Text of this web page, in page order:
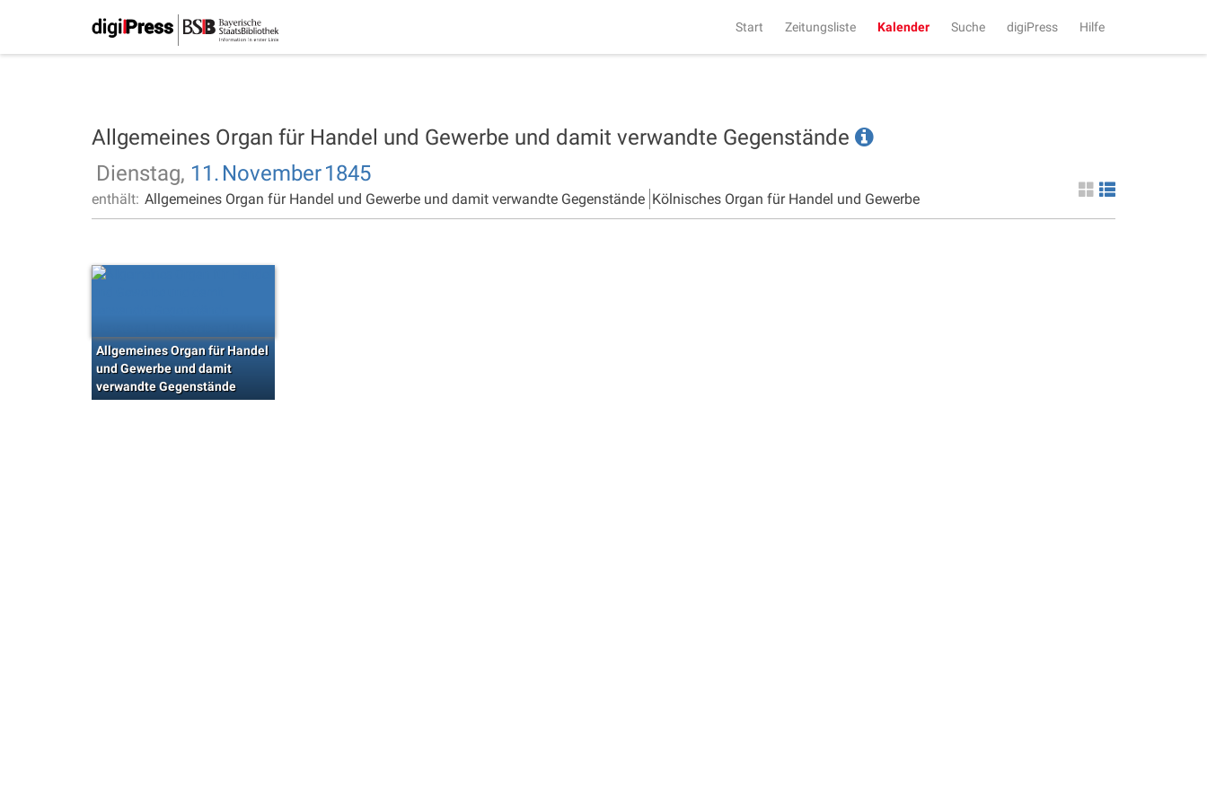
Start Zeitungsliste Kalender Suche digiPress Hilfe
Allgemeines Organ für Handel und Gewerbe und damit verwandte Gegenstände
Dienstag, 11. November1845
enthält: Allgemeines Organ für Handel und Gewerbe und damit verwandte Gegenstände Kölnisches Organ für Handel und Gewerbe
Allgemeines Organ für Handel
und Gewerbe und damit
verwandte Gegenstände